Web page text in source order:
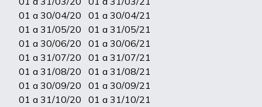
01 a 30/04/20 01 a 30/04/21
01 a 31/05/20 01 a 31/05/21
01 a 30/06/20 01 a 30/06/21
01 a 31/07/20 01 a 31/07/21
01 a 31/08/20 01 a 31/08/21
01 a 30/09/20 01 a 30/09/21
01 a 31/10/20 01 a 31/10/21